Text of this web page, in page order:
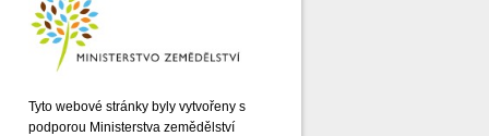
Tyto webové stránky byly vytvořeny s
podporou Ministerstva zemědělství